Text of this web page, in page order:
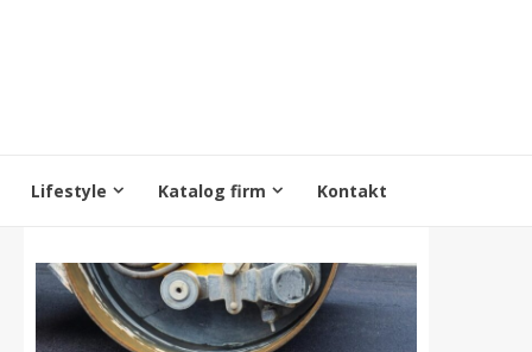
Lifestyle Katalog firm Kontakt